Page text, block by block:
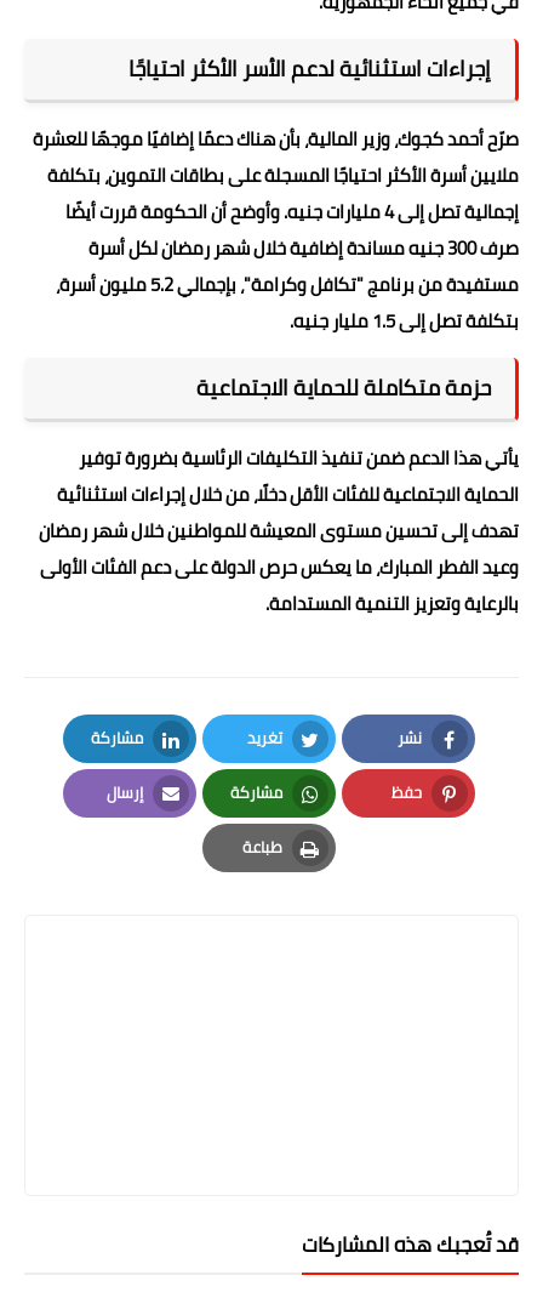
إجراءات استثنائية لدعم الأسر الأكثر احتياجًا
صرّح أحمد كجوك، وزير المالية، بأن هناك دعمًا إضافيًا موجهًا للعشرة
ملايين أسرة الأكثر احتياجًا المسجلة على بطاقات التموين، بتكلفة
إجمالية تصل إلى 4 مليارات جنيه. وأوضح أن الحكومة قررت أيضًا
صرف 300 جنيه مساندة إضافية خلال شهر رمضان لكل أسرة
مستفيدة من برنامج "تكافل وكرامة"، بإجمالي 5.2 مليون أسرة،
بتكلفة تصل إلى 1.5 مليار جنيه.
حزمة متكاملة للحماية الاجتماعية
يأتي هذا الدعم ضمن تنفيذ التكليفات الرئاسية بضرورة توفير
الحماية الاجتماعية للفئات الأقل دخلًا، من خلال إجراءات استثنائية
تهدف إلى تحسين مستوى المعيشة للمواطنين خلال شهر رمضان
وعيد الفطر المبارك، ما يعكس حرص الدولة على دعم الفئات الأولى
بالرعاية وتعزيز التنمية المستدامة.
نشر
Facebook
تغريد
Twitter
مشاركة
LinkedIn
حفظ
Pinterest
مشاركة
Whatsapp
إرسال
Email
طباعة
Print
قد تُعجبك هذه المشاركات